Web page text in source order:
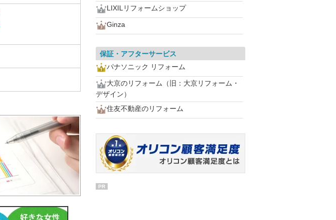
LIXILリフォームショップ
Ginza
保証・アフターサービス
パナソニック リフォーム
大京のリフォーム（旧：大京リフォーム・
デザイン）
住友不動産のリフォーム
PR